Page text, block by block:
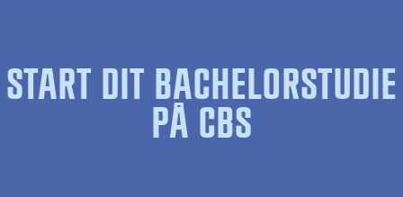
START DIT BACHELORSTUDIE
PÅ CBS